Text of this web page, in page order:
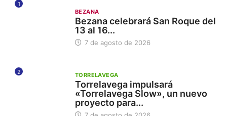
1
BEZANA
Bezana celebrará San Roque del
13 al 16...
7 de agosto de 2026
2 TORRELAVEGA
Torrelavega impulsará
«Torrelavega Slow», un nuevo
proyecto para...